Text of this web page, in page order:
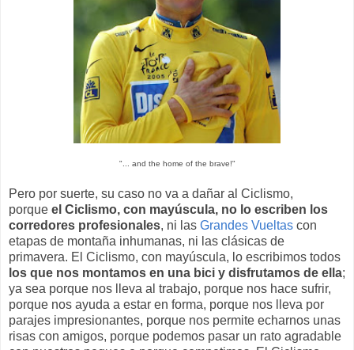
"... and the home of the brave!"
Pero por suerte, su caso no va a dañar al Ciclismo,
porque el Ciclismo, con mayúscula, no lo escriben los
corredores profesionales, ni las Grandes Vueltas con
etapas de montaña inhumanas, ni las clásicas de
primavera. El Ciclismo, con mayúscula, lo escribimos todos
los que nos montamos en una bici y disfrutamos de ella;
ya sea porque nos lleva al trabajo, porque nos hace sufrir,
porque nos ayuda a estar en forma, porque nos lleva por
parajes impresionantes, porque nos permite echarnos unas
risas con amigos, porque podemos pasar un rato agradable